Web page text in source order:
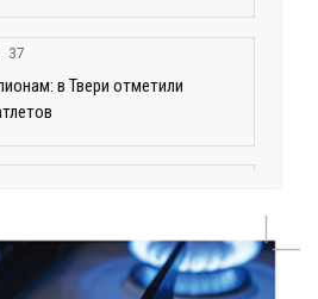
37
в Твери отметили
году